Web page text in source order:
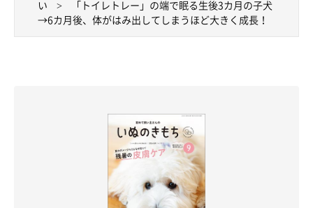
せているもち吉くん。飼い主さんはもち吉くんの成長をそばで見
守り、今どのようなことを思うのでしょうか。最後に、こんな思
い
「トイレトレー」の端で眠る生後3カ月の子犬
→6カ月後、体がはみ出してしまうほど大きく成長！